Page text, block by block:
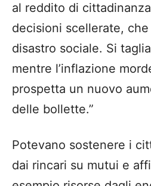
al reddito di
decisioni scellerate,
disastro sociale. Si
mentre l’inflazione
prospetta un nuovo
delle bollette.”
Potevano sostenere i
dai rincari su mutui e